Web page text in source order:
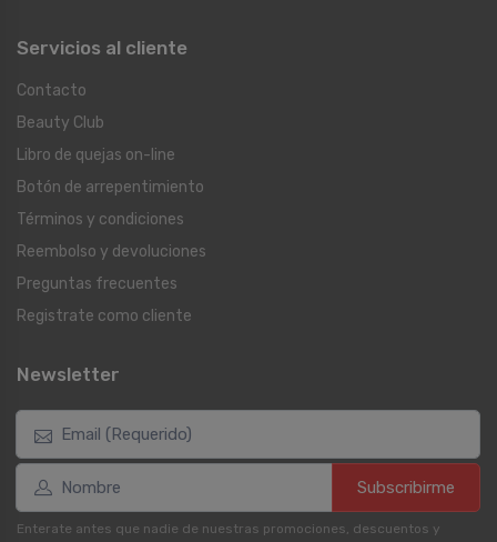
Servicios al cliente
Contacto
Beauty Club
Libro de quejas on-line
Botón de arrepentimiento
Términos y condiciones
Reembolso y devoluciones
Preguntas frecuentes
Registrate como cliente
Newsletter
Subscribirme
Enterate antes que nadie de nuestras promociones, descuentos y